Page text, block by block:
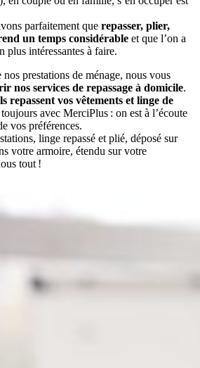
parfaitement que repasser, plier,
un temps considérable et que l’on a
plus intéressantes à faire.
prestations de ménage, nous vous
nos services de repassage à domicile.
repassent vos vêtements et linge de
avec MerciPlus : on est à l’écoute
vos préférences.
linge repassé et plié, déposé sur
votre armoire, étendu sur votre
tout !